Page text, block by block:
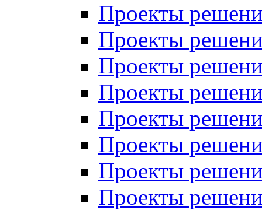
Проекты
Проекты
Проекты
Проекты
Проекты
Проекты
Проекты
Проекты